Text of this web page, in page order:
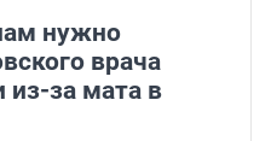
нужно
врача
из-за мата в